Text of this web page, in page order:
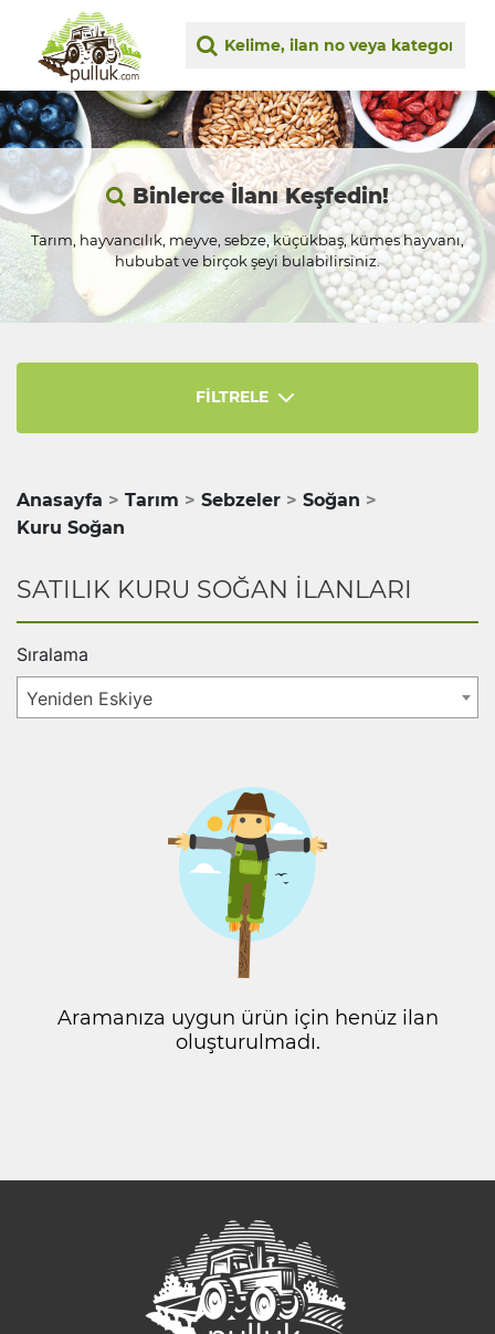
Binlerce İlanı Keşfedin!
Tarım, hayvancılık, meyve, sebze, küçükbaş, kümes hayvanı,
hububat ve birçok şeyi bulabilirsiniz.
FİLTRELE
Anasayfa Tarım Sebzeler
Soğan
Kuru Soğan
SATILIK KURU SOĞAN İLANLARI
Sıralama
Yeniden Eskiye
Aramanıza uygun ürün için henüz ilan
oluşturulmadı.